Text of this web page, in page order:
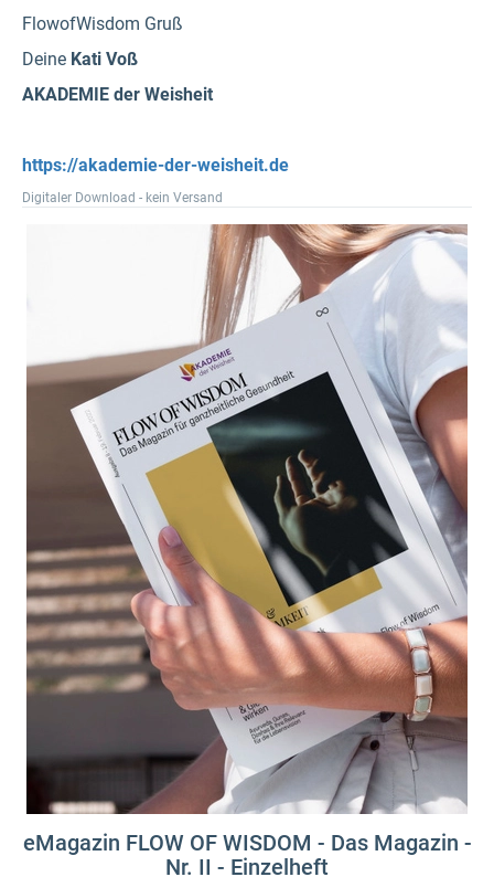
FlowofWisdom Gruß
Deine Kati Voß
AKADEMIE der Weisheit
https://akademie-der-weisheit.de
Digitaler Download - kein Versand
eMagazin FLOW OF WISDOM - Das Magazin -
Nr. II - Einzelheft